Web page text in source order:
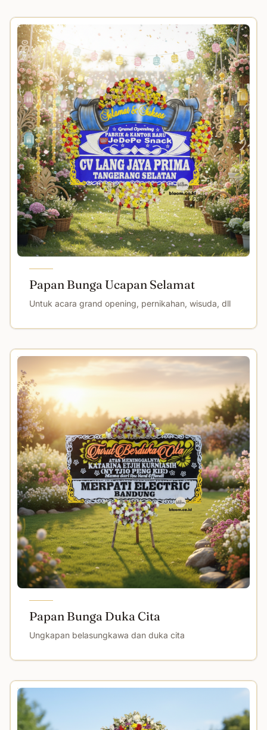
Papan Bunga Ucapan Selamat
Untuk acara grand opening, pernikahan, wisuda, dll
Papan Bunga Duka Cita
Ungkapan belasungkawa dan duka cita